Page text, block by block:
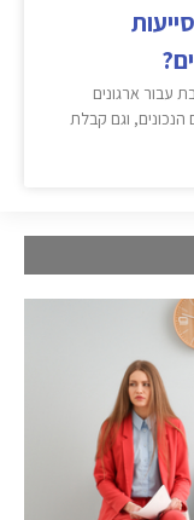
עבור ארגונים
הנכונים, וגם קבלת